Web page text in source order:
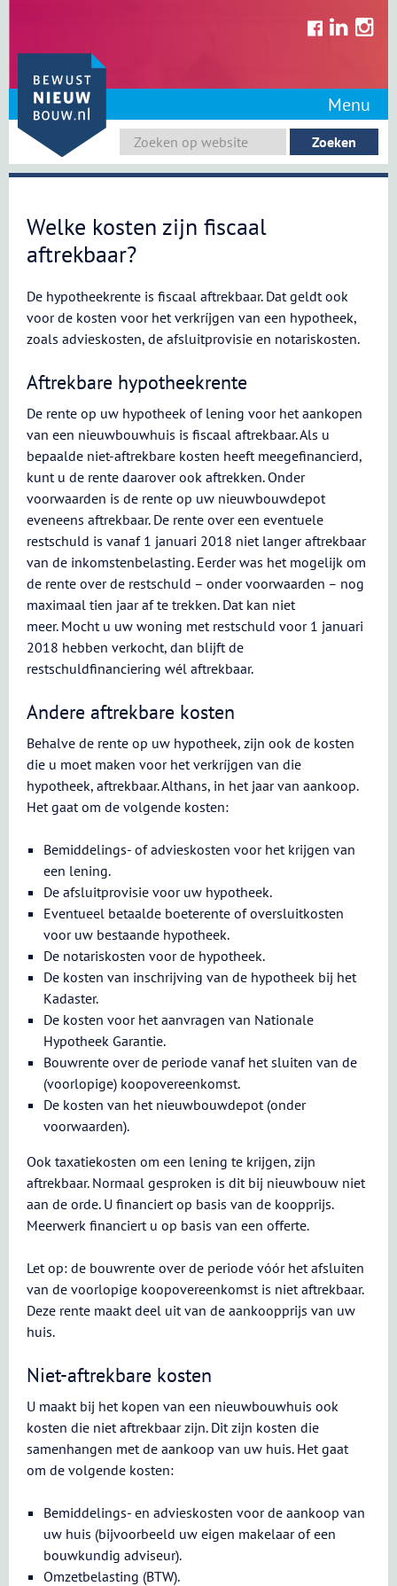
content
Menu
Welke kosten zijn fiscaal
aftrekbaar?
De hypotheekrente is fiscaal aftrekbaar. Dat geldt ook
voor de kosten voor het verkríjgen van een hypotheek,
zoals advieskosten, de afsluitprovisie en notariskosten.
Aftrekbare hypotheekrente
De rente op uw hypotheek of lening voor het aankopen
van een nieuwbouwhuis is fiscaal aftrekbaar. Als u
bepaalde niet-aftrekbare kosten heeft meegefinancierd,
kunt u de rente daarover ook aftrekken. Onder
voorwaarden is de rente op uw nieuwbouwdepot
eveneens aftrekbaar. De rente over een eventuele
restschuld is vanaf 1 januari 2018 niet langer aftrekbaar
van de inkomstenbelasting. Eerder was het mogelijk om
de rente over de restschuld – onder voorwaarden – nog
maximaal tien jaar af te trekken. Dat kan niet
meer. Mocht u uw woning met restschuld voor 1 januari
2018 hebben verkocht, dan blijft de
restschuldfinanciering wél aftrekbaar.
Andere aftrekbare kosten
Behalve de rente op uw hypotheek, zijn ook de kosten
die u moet maken voor het verkríjgen van die
hypotheek, aftrekbaar. Althans, in het jaar van aankoop.
Het gaat om de volgende kosten:
Bemiddelings- of advieskosten voor het krijgen van
een lening.
De afsluitprovisie voor uw hypotheek.
Eventueel betaalde boeterente of oversluitkosten
voor uw bestaande hypotheek.
De notariskosten voor de hypotheek.
De kosten van inschrijving van de hypotheek bij het
Kadaster.
De kosten voor het aanvragen van Nationale
Hypotheek Garantie.
Bouwrente over de periode vanaf het sluiten van de
(voorlopige) koopovereenkomst.
De kosten van het nieuwbouwdepot (onder
voorwaarden).
Ook taxatiekosten om een lening te krijgen, zijn
aftrekbaar. Normaal gesproken is dit bij nieuwbouw niet
aan de orde. U financiert op basis van de koopprijs.
Meerwerk financiert u op basis van een offerte.
Let op: de bouwrente over de periode vóór het afsluiten
van de voorlopige koopovereenkomst is niet aftrekbaar.
Deze rente maakt deel uit van de aankoopprijs van uw
huis.
Niet-aftrekbare kosten
U maakt bij het kopen van een nieuwbouwhuis ook
kosten die niet aftrekbaar zijn. Dit zijn kosten die
samenhangen met de aankoop van uw huis. Het gaat
om de volgende kosten:
Bemiddelings- en advieskosten voor de aankoop van
uw huis (bijvoorbeeld uw eigen makelaar of een
bouwkundig adviseur).
Omzetbelasting (BTW).